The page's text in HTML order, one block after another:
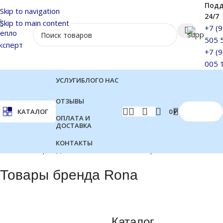
Skip to navigation
Skip to main content
24/7
+7
505
+7
005
КАТАЛОГ
УСЛУГИБЛОГО НАС
ОТЗЫВЫ
ОПЛАТА И
ДОСТАВКА
КОНТАКТЫ
0₽
Товары бренда Rona